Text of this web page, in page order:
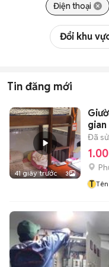
Điện thoại
Đổi khu
Tin đăng mới
41 giây trước 3
gian
Đã
T